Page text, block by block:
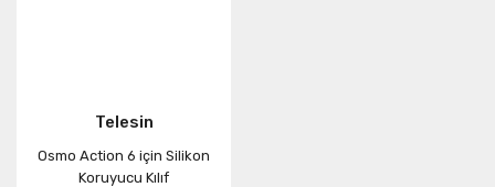
Telesin
Osmo Action 6 için Silikon
Koruyucu Kılıf